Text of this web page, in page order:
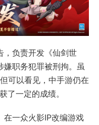
，负责开发《仙剑世
嫌职务犯罪被刑拘。虽
可以看见，中手游仍在
了一定的成绩。
在一众火影IP改编游戏